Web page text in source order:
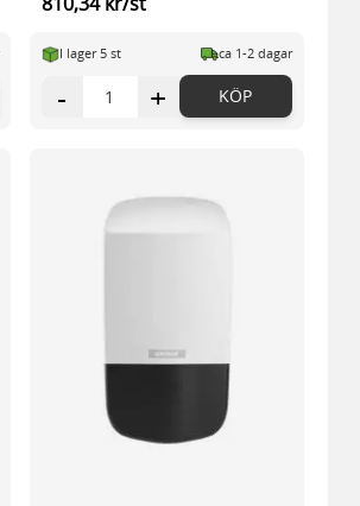
I lager 5 st ca 1-2 dagar
- + KÖP